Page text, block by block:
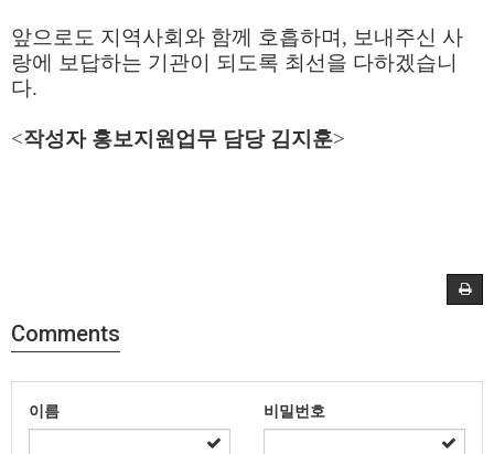
앞으로도 지역사회와 함께 호흡하며 , 보내주신 사
랑에 보답하는 기관이 되도록 최선을 다하겠습니
다.
<작성자 홍보지원업무 담당 김지훈>
Comments
이름 비밀번호